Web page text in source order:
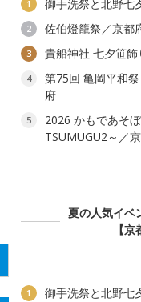
1 御手洗祭と北野七
2 佐伯燈籠祭／京都
3 貴船神社 七夕笹
4
第75回 亀岡平和
府
5
2026 かもであそ
TSUMUGU2～／
夏の人気イベ
【京
1 御手洗祭と北野七